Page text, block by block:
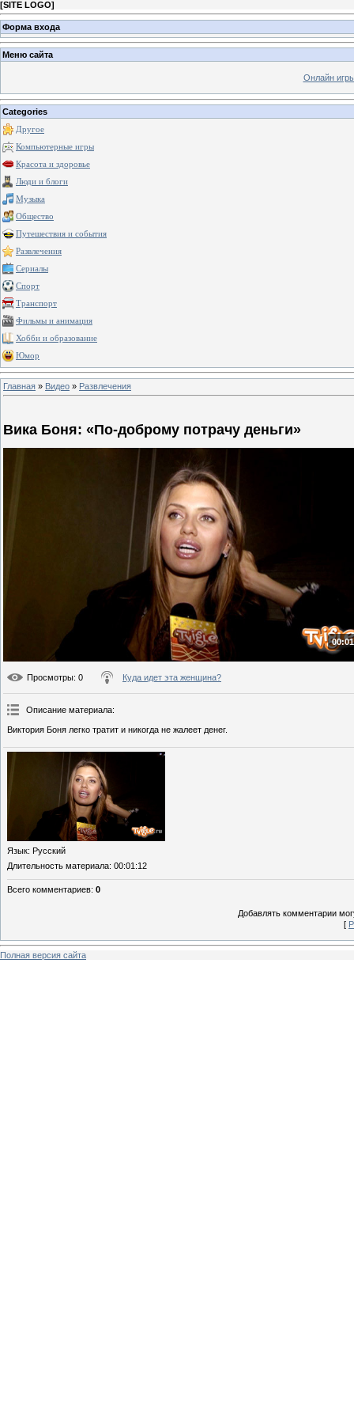
[SITE LOGO]
Форма входа
Меню сайта
Онлайн
Categories
Другое
Компьютерные игры
Красота и здоровье
Люди и блоги
Музыка
Общество
Путешествия и события
Развлечения
Сериалы
Спорт
Транспорт
Фильмы и анимация
Хобби и образование
Юмор
Главная » Видео » Развлечения
Вика Боня: «По-доброму потрачу деньги»
Просмотры: 0 Куда идет эта женщина?
Описание материала:
Виктория Боня легко тратит и никогда не жалеет денег.
Язык: Русский
Длительность материала: 00:01:12
Всего комментариев: 0
Добавлять комментарии
[
Полная версия сайта